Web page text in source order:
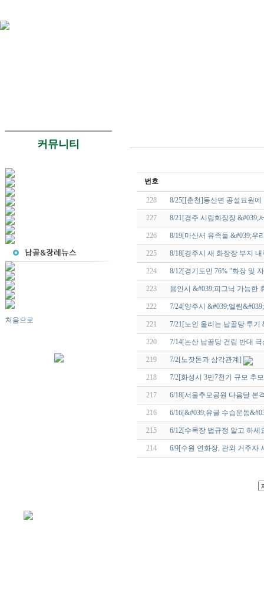
커뮤니티
처음으로
번호
228 8/25[[춘천]동산면 공설묘원에
227 8/21[경주 시립화장장 &#039;
226 8/19[마산서 유족들 &#039;우
225 8/18[경주시 새 화장장 부지
224 8/12[경기도민 76% "화장 및
223 용인시 &#039;피그닉 가능한
222 7/24[양주시 &#039;엘림
221 7/21[노인 울리는 납골당 투기
220 7/14[논산 납골당 건립 반대
219 7/2[노잣돈과 삼각관계]
218 7/2[화성시 3만7천기 규모 추
217 6/18[서울추모공원 다음달 본
216 6/16[&#039;유골 수습운동
215 6/12[수목장 법규정 알고 하세
214 6/9[수원 연화장, 관외 거주자